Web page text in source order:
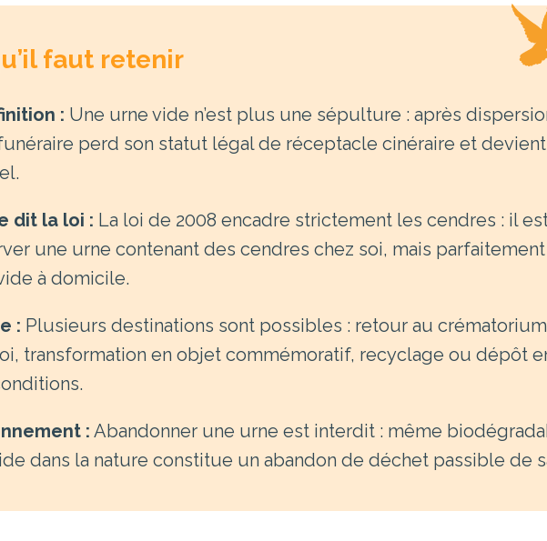
faut retenir
: Une urne vide n’est plus une sépulture : après
funéraire perd son statut légal de réceptacle cinéraire et
dit la loi : La loi de 2008 encadre strictement les cendres : il
une urne contenant des cendres chez soi, mais
à domicile.
: Plusieurs destinations sont possibles : retour au
transformation en objet commémoratif, recyclage ou dépôt
: Abandonner une urne est interdit : même
dans la nature constitue un abandon de déchet passible de